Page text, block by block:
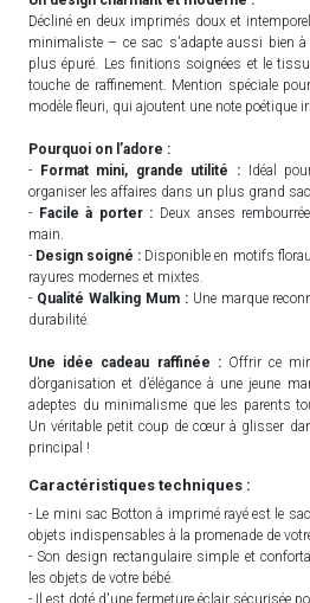
Décliné en deux imprimés doux et
minimaliste – ce sac s'adapte aussi bien
plus épuré. Les finitions soignées et le
touche de raffinement. Mention spéciale
modèle fleuri, qui ajoutent une note poétique
Pourquoi on l’adore :
- Format mini, grande utilité :Idéal
organiser les affaires dans un plus grand sac
- Facile à porter : Deux anses
main.
- Design soigné : Disponible en motifs
rayures modernes et mixtes.
- Qualité Walking Mum :Une marque
durabilité.
Une idée cadeau raffinée :Offrir ce
d’organisation et d’élégance à une jeune
adeptes du minimalisme que les parents
Un véritable petit coup de cœur à glisser
principal !
Caractéristiques techniques :
- Le mini sac Botton à imprimé rayé est le
objets indispensables à la promenade de
- Son design rectangulaire simple et
les objets de votre bébé.
- Il est doté d'une fermeture éclair sécurisée